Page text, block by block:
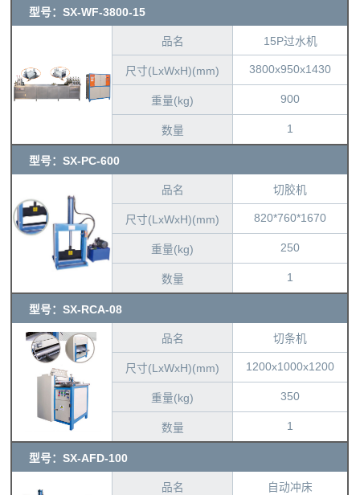
型号：SX-WF-3800-15
品名 15P过水机
尺寸(LxWxH)(mm) 3800x950x1430
重量(kg) 900
数量 1
型号：SX-PC-600
品名 切胶机
尺寸(LxWxH)(mm) 820*760*1670
重量(kg) 250
数量 1
型号：SX-RCA-08
品名 切条机
尺寸(LxWxH)(mm) 1200x1000x1200
重量(kg) 350
数量 1
型号：SX-AFD-100
品名 自动冲床